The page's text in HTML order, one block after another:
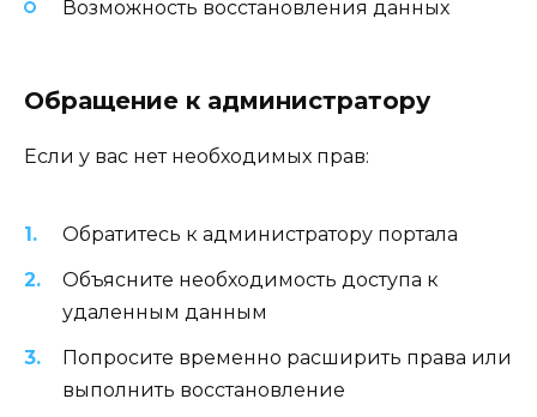
Возможность восстановления данных
Обращение к администратору
Если у вас нет необходимых прав:
Обратитесь к администратору портала
Объясните необходимость доступа к
удаленным данным
Попросите временно расширить права или
выполнить восстановление